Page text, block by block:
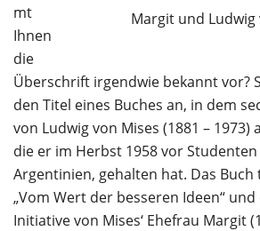
Margit und Ludwig
mt
Ihnen
die
Überschrift irgendwie bekannt vor?
den Titel eines Buches an, in dem
von Ludwig von Mises (1881 – 1973)
die er im Herbst 1958 vor
Argentinien, gehalten hat. Das Buch
„Vom Wert der besseren Ideen“
Initiative von Mises‘ Ehefrau Margit